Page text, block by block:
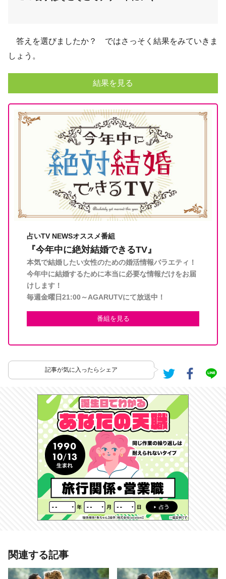
答えを選びましたか？ ではさっそく結果をみていきま
しょう。
結果を見る
占いTV NEWSオススメ番組
『今年中に絶対結婚できるTV』
本気で結婚したい女性のための婚活情報バラエティ！
今年中に結婚するために本当に必要な情報だけをお届
けします！
毎週金曜日21:00～AGARUTVにて放送中！
番組を見る
記事が気に入ったらシェア
あわせて読みたい記事
【カラー診断】結婚式のお色直しド
関連する記事